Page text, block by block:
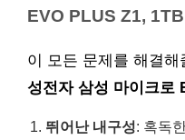
EVO PLUS Z1, 1TB
이 모든 문제를 해결
성전자 삼성 마이크로
뛰어난 내구성: 혹독